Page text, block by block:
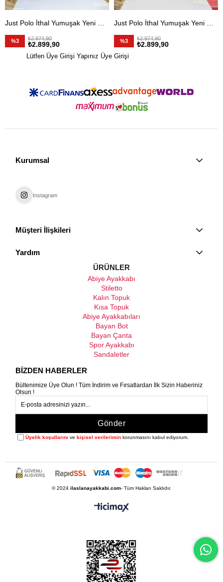
%3 ₺2.899,90
₺2.974,90 %3 ₺2.899,90
₺2.974,90
Lütfen Üye Girişi Yapınız Üye Girişi
Kurumsal
Instagram
Müşteri İlişkileri
Yardım
ÜRÜNLER
Abiye Ayakkabı
Stiletto
Kalın Topuk
Kısa Topuk
Abiye Ayakkabıları
Bayan Bot
Bayan Çanta
Spor Ayakkabı
Sandaletler
BİZDEN HABERLER
Bültenimize Üye Olun ! Tüm İndirim ve Fırsatlardan İlk Sizin Haberiniz
Olsun !
Gönder
Üyelik koşullarını vekişisel verilerimin korunmasını kabul ediyorum.
© 2024 ilaslanayakkabi.com- Tüm Hakları Saklıdır.